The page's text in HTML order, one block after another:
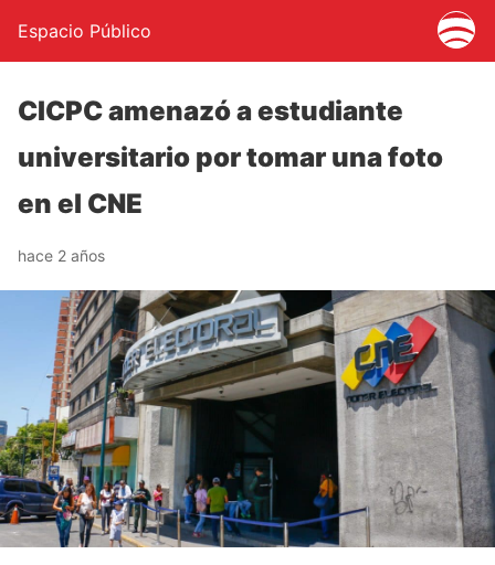
Espacio Público
CICPC amenazó a estudiante
universitario por tomar una foto
en el CNE
hace 2 años